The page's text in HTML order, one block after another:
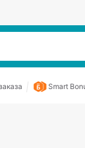
Smart